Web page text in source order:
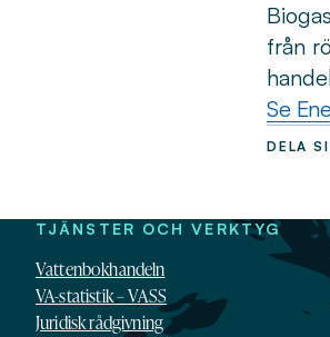
från
Se
DELA
TJÄNSTER OCH VERKTYG
Vattenbokhandeln
VA-statistik – VASS
Juridisk rådgivning